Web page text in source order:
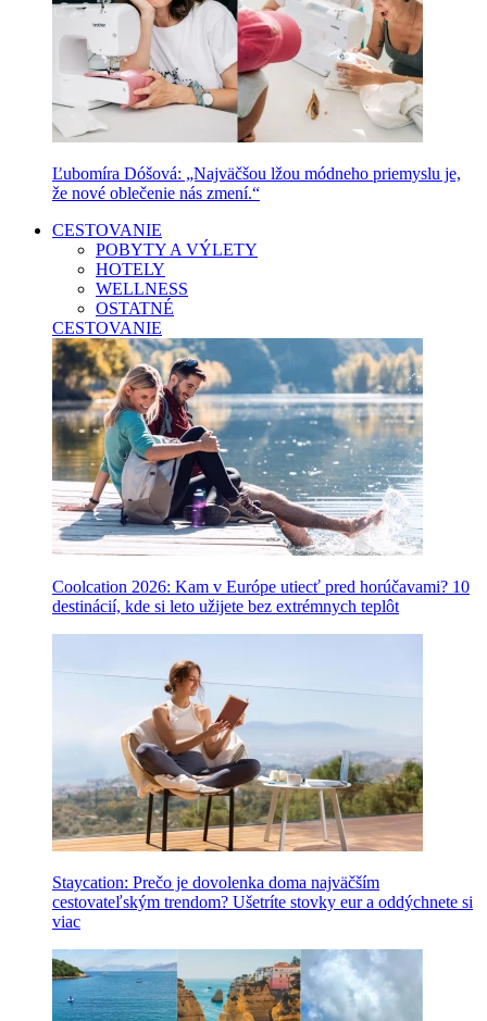
Ľubomíra Dóšová: „Najväčšou lžou módneho priemyslu je,
že nové oblečenie nás zmení.“
CESTOVANIE
POBYTY A VÝLETY
HOTELY
WELLNESS
OSTATNÉ
CESTOVANIE
Coolcation 2026: Kam v Európe utiecť pred horúčavami? 10
destinácií, kde si leto užijete bez extrémnych teplôt
Staycation: Prečo je dovolenka doma najväčším
cestovateľským trendom? Ušetríte stovky eur a oddýchnete si
viac